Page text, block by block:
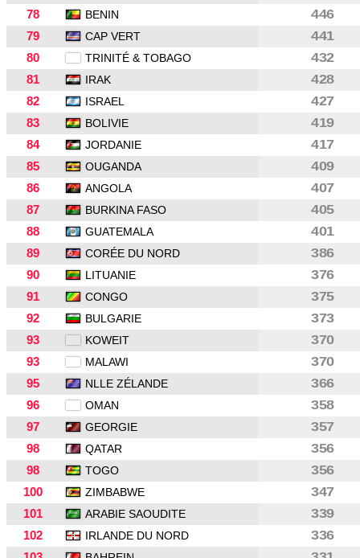
78
BENIN
446
79
CAP VERT
441
80
TRINITÉ & TOBAGO
432
81
IRAK
428
82
ISRAEL
427
83
BOLIVIE
419
84
JORDANIE
417
85
OUGANDA
409
86
ANGOLA
407
87
BURKINA FASO
405
88
GUATEMALA
401
89
CORÉE DU NORD
386
90
LITUANIE
376
91
CONGO
375
92
BULGARIE
373
93
KOWEIT
370
93
MALAWI
370
95
NLLE ZÉLANDE
366
96
OMAN
358
97
GEORGIE
357
98
QATAR
356
98
TOGO
356
100
ZIMBABWE
347
101
ARABIE SAOUDITE
339
102
IRLANDE DU NORD
336